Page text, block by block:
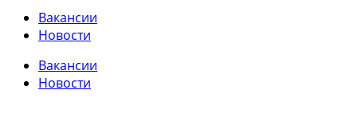
Вакансии
Новости
Вакансии
Новости